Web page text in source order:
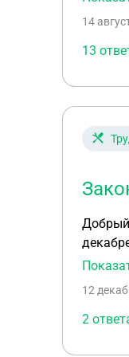
14
13
Добрый
12
2